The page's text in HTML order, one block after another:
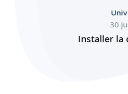
30
Installer la